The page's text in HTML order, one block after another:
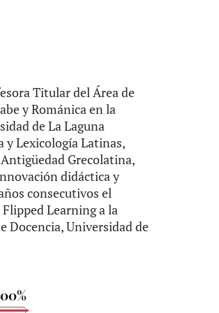
Titular del Área de
y Románica en la
de La Laguna
y Lexicología Latinas,
Grecolatina,
didáctica y
consecutivos el
Learning a la
Docencia, Universidad de